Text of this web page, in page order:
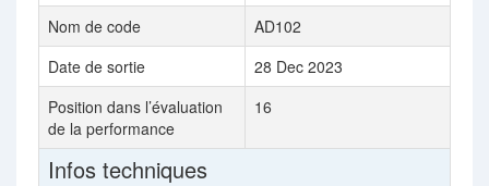
Nom de code
AD102
Date de sortie
28 Dec 2023
Position dans l’évaluation
de la performance
16
Infos techniques